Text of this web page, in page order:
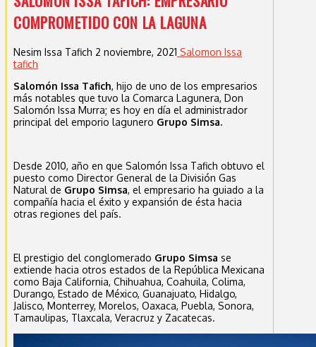
COMPROMETIDO CON LA LAGUNA
Nesim Issa Tafich 2 noviembre, 2021 Salomon Issa
tafich
Salomón Issa Tafich, hijo de uno de los empresarios
más notables que tuvo la Comarca Lagunera, Don
Salomón Issa Murra; es hoy en día el administrador
principal del emporio lagunero Grupo Simsa.
Desde 2010, año en que Salomón Issa Tafich obtuvo el
puesto como Director General de la División Gas
Natural de Grupo Simsa, el empresario ha guiado a la
compañía hacia el éxito y expansión de ésta hacia
otras regiones del país.
El prestigio del conglomerado Grupo Simsa se
extiende hacia otros estados de la República Mexicana
como Baja California, Chihuahua, Coahuila, Colima,
Durango, Estado de México, Guanajuato, Hidalgo,
Jalisco, Monterrey, Morelos, Oaxaca, Puebla, Sonora,
Tamaulipas, Tlaxcala, Veracruz y Zacatecas.